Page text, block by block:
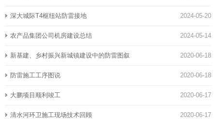
2024-05-20
深大城际T4枢纽站防雷接地
2024-05-14
农产品集团公司机房建设总结
2020-06-18
新基建、乡村振兴新城镇建设中的防雷图叙
2020-06-18
防雷施工工序图说
2020-06-17
大鹏项目顺利竣工
2020-06-17
清水河环卫施工现场技术回顾